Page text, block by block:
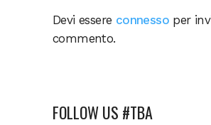
Devi essere connesso per
commento.
FOLLOW US #TBA